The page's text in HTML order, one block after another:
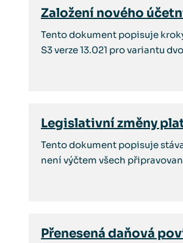
Založení nového
Tento dokument popisuje
S3 verze 13.021 pro variantu
Legislativní změny
Tento dokument popisuje
není výčtem všech
Přenesená daňová